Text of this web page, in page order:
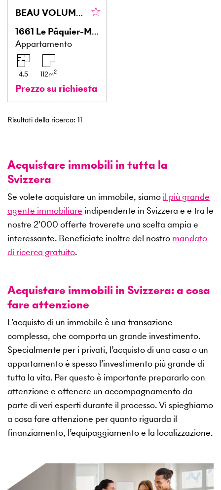
BEAU VOLUME ET PROCHE DE GSTAAD
1661 Le Pâquier-Montbarry
Appartamento
4.5 112m2
Prezzo su richiesta
Risultati della ricerca: 11
Acquistare immobili in tutta la
Svizzera
Se volete acquistare un immobile, siamo il più grande
agente immobiliare indipendente in Svizzera e e tra le
nostre 2'000 offerte troverete una scelta ampia e
interessante. Beneficiate inoltre del nostro mandato
di ricerca gratuito.
Acquistare immobili in Svizzera: a cosa
fare attenzione
L’acquisto di un immobile è una transazione
complessa, che comporta un grande investimento.
Specialmente per i privati, l’acquisto di una casa o un
appartamento è spesso l’investimento più grande di
tutta la vita. Per questo è importante prepararlo con
attenzione e ottenere un accompagnamento da
parte di veri esperti durante il processo. Vi spieghiamo
a cosa fare attenzione per quanto riguarda il
finanziamento, l’equipaggiamento e la localizzazione.